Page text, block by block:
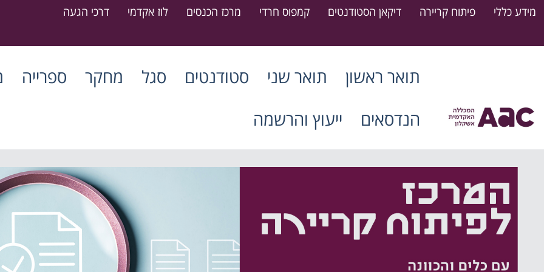
מידע כללי פיתוח קריירה דיקאן הסטודנטים קמפוס חרדי מרכז הכנסים לוז אקדמי דרכי הגעה
תואר ראשון תואר שני סטודנטים סגל מחקר ספרייה
הנדסאים
ייעוץ והרשמה
דרושים סטודנטים חונכים
15.07.2026